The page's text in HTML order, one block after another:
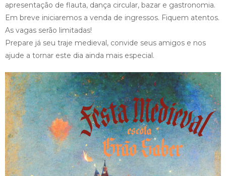
apresentação de flauta, dança circular, bazar e gastronomia.
Em breve iniciaremos a venda de ingressos. Fiquem atentos.
As vagas serão limitadas!
Prepare já seu traje medieval, convide seus amigos e nos
ajude a tornar este dia ainda mais especial.